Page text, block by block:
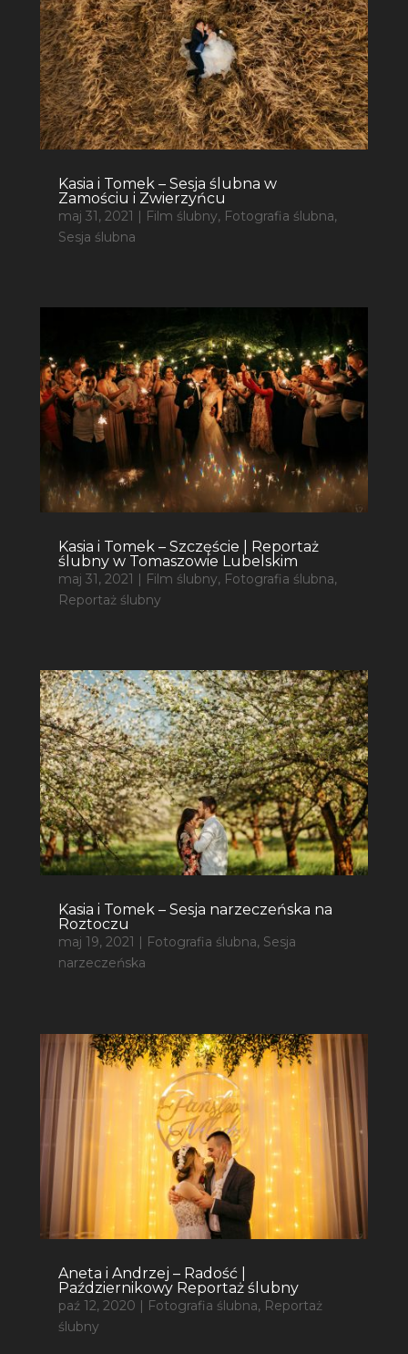
Kasia i Tomek – Sesja ślubna w
Zamościu i Zwierzyńcu
maj 31, 2021 | Film ślubny, Fotografia ślubna,
Sesja ślubna
Kasia i Tomek – Szczęście | Reportaż
ślubny w Tomaszowie Lubelskim
maj 31, 2021 | Film ślubny, Fotografia ślubna,
Reportaż ślubny
Kasia i Tomek – Sesja narzeczeńska na
Roztoczu
maj 19, 2021 Fotografia ślubna, Sesja
narzeczeńska
Aneta i Andrzej – Radość |
Październikowy Reportaż ślubny
paź 12, 2020 | Fotografia ślubna, Reportaż
ślubny